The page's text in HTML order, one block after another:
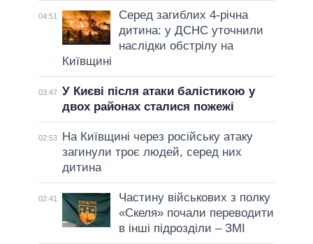
04:51
Серед загиблих 4-річна
дитина: у ДСНС уточнили
наслідки обстрілу на
Київщині
03:47 У Києві після атаки балістикою у
двох районах сталися пожежі
02:53
На Київщині через російську атаку
загинули троє людей, серед них
дитина
02:41
Частину військових з полку
«Скеля» почали переводити
в інші підрозділи – ЗМІ